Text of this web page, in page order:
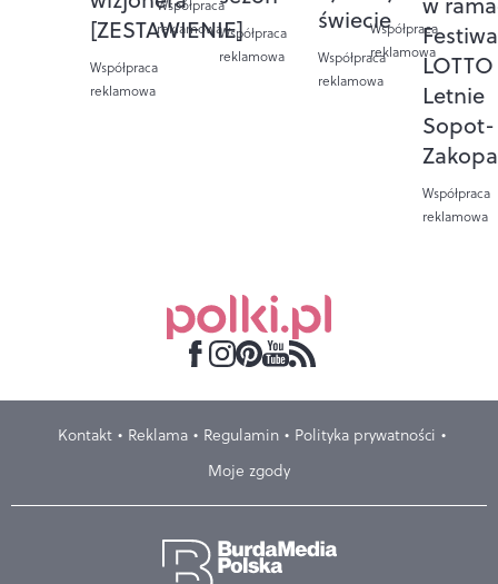
[ZESTAWIENIE]
Współpraca
reklamowa
Współpraca
reklamowaWspółpraca
reklamowa
świecie
Współpraca
reklamowa
Współpraca
reklamowa
Letnie
Sopot-
Współpraca
reklamowa
Kontakt Reklama Regulamin
Polityka prywatności
Moje zgody